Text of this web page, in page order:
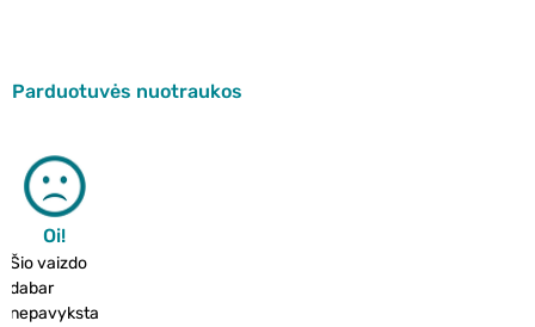
Parduotuvės nuotraukos
Oi!
Šio vaizdo
dabar
nepavyksta